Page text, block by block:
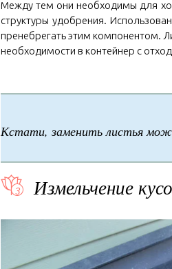
Между тем они необходимы для
структуры удобрения.
пренебрегать этим компонентом.
необходимости в контейнер с
Кстати, заменить листья
Измельчение